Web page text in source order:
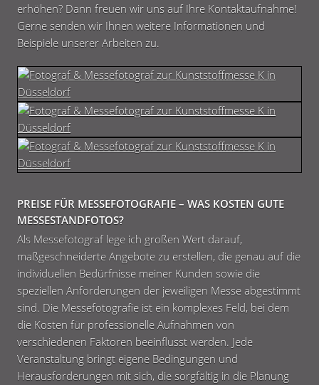
erhöhen? Dann freuen wir uns auf Ihre Kontaktaufnahme!
Gerne senden wir Ihnen weitere Informationen und
Beispiele unserer Arbeiten zu.
PREISE FÜR MESSEFOTOGRAFIE – WAS KOSTEN GUTE
MESSESTANDFOTOS?
Als Messefotograf lege ich großen Wert darauf,
maßgeschneiderte Angebote zu erstellen, die genau auf die
individuellen Bedürfnisse meiner Kunden sowie die
speziellen Anforderungen der jeweiligen Messe abgestimmt
sind. Die Messefotografie ist ein komplexes Feld, bei dem
die Kosten für professionelle Aufnahmen von
verschiedenen Faktoren beeinflusst werden. Jede
Veranstaltung bringt eigene Bedingungen und
Herausforderungen mit sich, die sorgfältig in die Planung